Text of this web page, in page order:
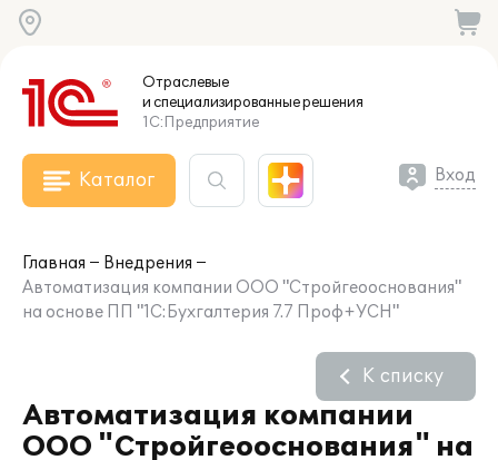
Отраслевые
и специализированныерешения
1С:Предприятие
Каталог Вход
Главная
Внедрения
Автоматизация компании ООО "Стройгеооснования"
на основе ПП "1С:Бухгалтерия 7.7 Проф+УСН"
Автоматизация компании
ООО "Стройгеооснования" на
К списку